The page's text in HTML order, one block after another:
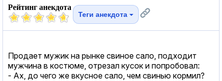
Рейтинг анекдота
Теги анекдота
Продает мужик на рынке свиное сало, подходит
мужчина в костюме, отрезал кусок и попробовал:
- Ах, до чего же вкусное сало, чем свинью кормил?